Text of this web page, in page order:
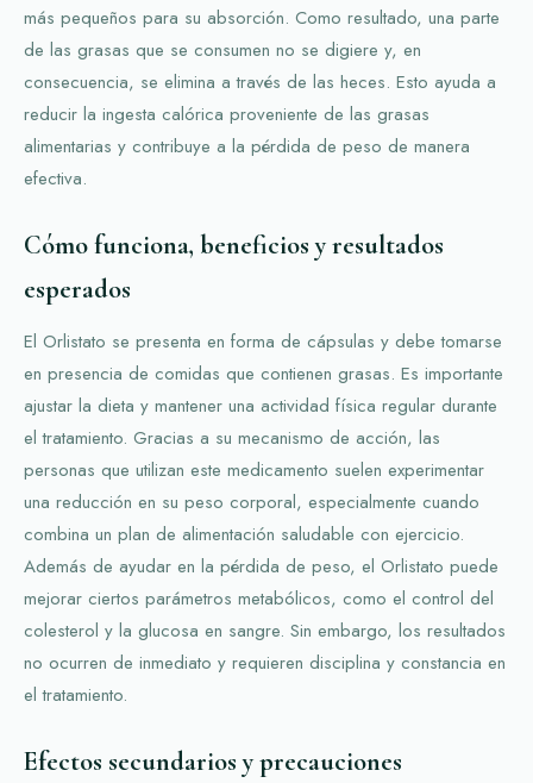
más pequeños para su absorción. Como resultado, una parte
de las grasas que se consumen no se digiere y, en
consecuencia, se elimina a través de las heces. Esto ayuda a
reducir la ingesta calórica proveniente de las grasas
alimentarias y contribuye a la pérdida de peso de manera
efectiva.
Cómo funciona, beneficios y resultados
esperados
El Orlistato se presenta en forma de cápsulas y debe tomarse
en presencia de comidas que contienen grasas. Es importante
ajustar la dieta y mantener una actividad física regular durante
el tratamiento. Gracias a su mecanismo de acción, las
personas que utilizan este medicamento suelen experimentar
una reducción en su peso corporal, especialmente cuando
combina un plan de alimentación saludable con ejercicio.
Además de ayudar en la pérdida de peso, el Orlistato puede
mejorar ciertos parámetros metabólicos, como el control del
colesterol y la glucosa en sangre. Sin embargo, los resultados
no ocurren de inmediato y requieren disciplina y constancia en
el tratamiento.
Efectos secundarios y precauciones